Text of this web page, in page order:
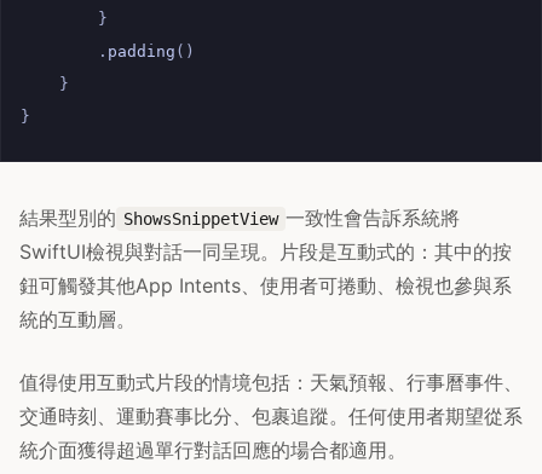
}
. padding ()
}
}
結果型別的 ShowsSnippetView 一致性會告訴系統將
SwiftUI檢視與對話一同呈現。片段是互動式的：其中的按
鈕可觸發其他App Intents、使用者可捲動、檢視也參與系
統的互動層。
值得使用互動式片段的情境包括：天氣預報、行事曆事件、
交通時刻、運動賽事比分、包裹追蹤。任何使用者期望從系
統介面獲得超過單行對話回應的場合都適用。